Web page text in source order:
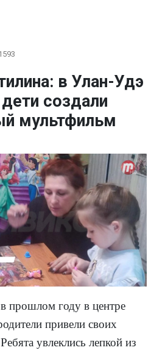
в Улан-Удэ
создали
мультфильм
прошлом году в центре
привели своих
увлеклись лепкой из